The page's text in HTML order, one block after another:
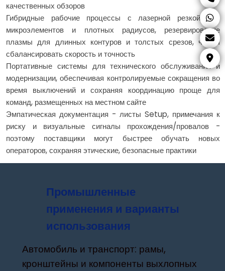
качественных обзоров
Гибридные рабочие процессы с лазерной резкой для
микроэлементов и плотных радиусов, резервирование
плазмы для длинных контуров и толстых срезов, чтобы
сбалансировать скорость и точность
Портативные системы для технического обслуживания и
модернизации, обеспечивая контролируемые сокращения во
время выключений и сохраняя координацию проще для
команд, размещенных на местном сайте
Эмпатическая документация - листы Setup, примечания к
риску и визуальные сигналы прохождения/провалов -
поэтому поставщики могут быстрее обучать новых
операторов, сохраняя этические, безопасные практики
Промышленные
применения и варианты
использования
Автомобиль и транспорт: рамы,
кронштейны и компоненты выхлопных